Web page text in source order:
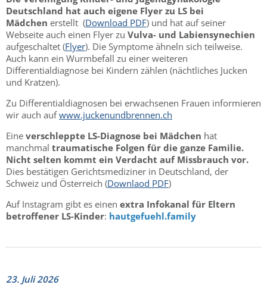
Deutschland hat auch eigene Flyer zu LS bei
Mädchen erstellt (Download PDF) und hat auf seiner
Webseite auch einen Flyer zu Vulva- und Labiensynechien
aufgeschaltet (Flyer). Die Symptome ähneln sich teilweise.
Auch kann ein Wurmbefall zu einer weiteren
Differentialdiagnose bei Kindern zählen (nächtliches Jucken
und Kratzen).
Zu Differentialdiagnosen bei erwachsenen Frauen informieren
wir auch aufwww.juckenundbrennen.ch
Eine verschleppte LS-Diagnose bei Mädchen hat
manchmal traumatische Folgen für die ganze Familie.
Nicht selten kommt ein Verdacht auf Missbrauch vor.
Dies bestätigen Gerichtsmediziner in Deutschland, der
Schweiz und Österreich (Downlaod PDF)
Auf Instagram gibt es einen extra Infokanal für Eltern
betroffener LS-Kinder: hautgefuehl.family
23. Juli 2026